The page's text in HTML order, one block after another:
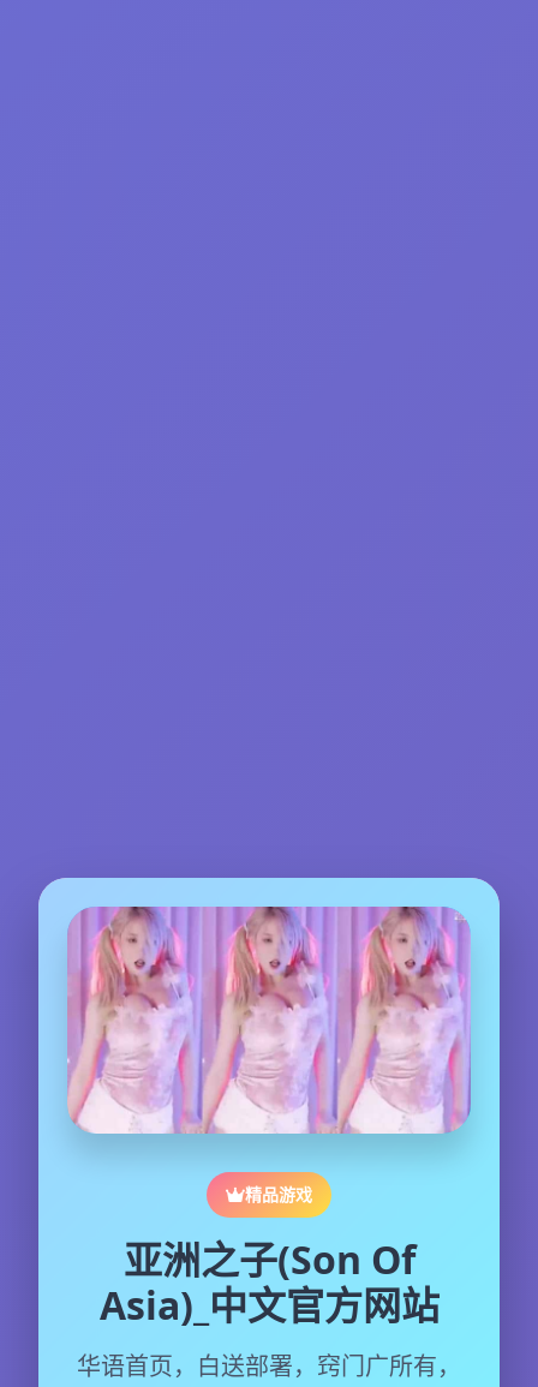
精品游戏
亚洲之子(Son Of
Asia)_中文官方网站
华语首页，白送部署，窍门广所有，